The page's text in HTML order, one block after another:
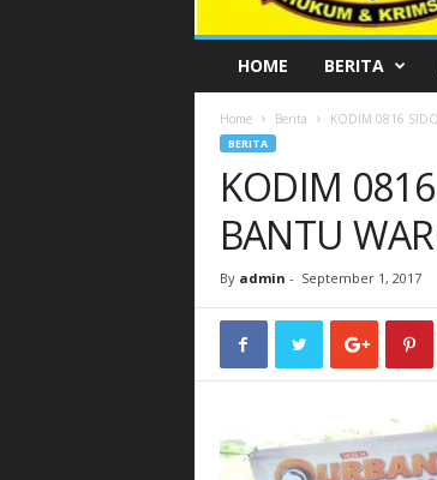
L
HOME BERITA
Home Berita KODIM 0816
BERITA
KODIM
BANTU
By admin - September 1, 2017